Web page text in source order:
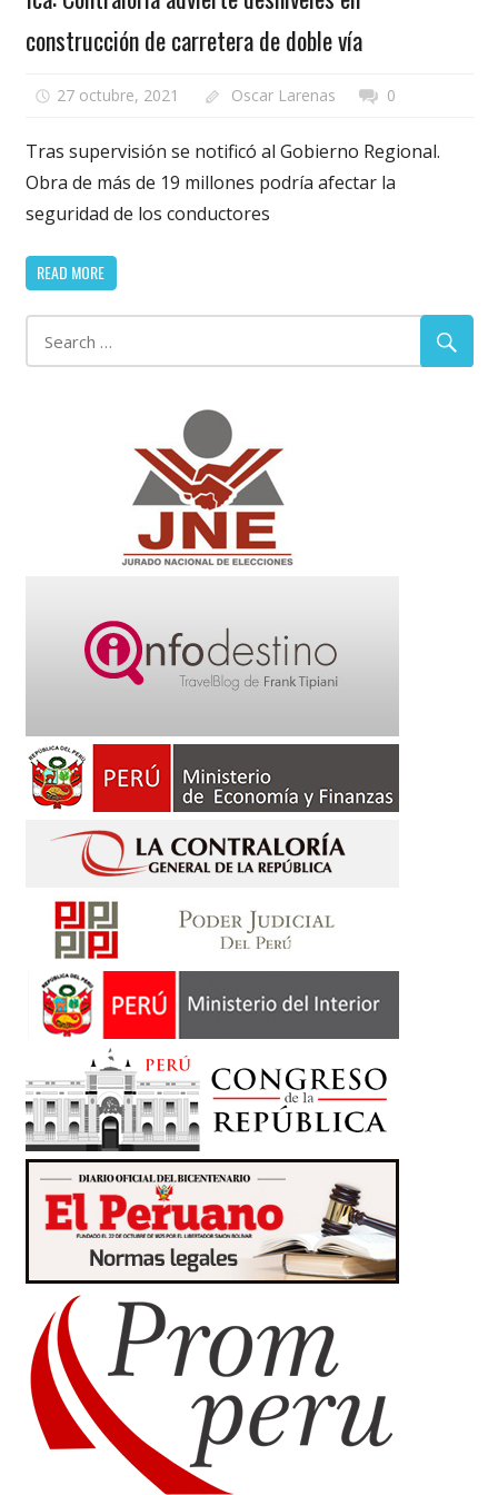
construcción de carretera de doble vía
27 octubre, 2021 Oscar Larenas 0
Tras supervisión se notificó al Gobierno Regional.
Obra de más de 19 millones podría afectar la
seguridad de los conductores
READ MORE